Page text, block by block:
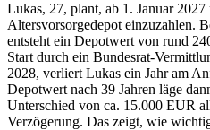
Lukas, 27, plant, ab 1. Januar
Altersvorsorgedepot einzuzahlen.
entsteht ein Depotwert von rund
Start durch ein Bundesrat-
2028, verliert Lukas ein Jahr am
Depotwert nach 39 Jahren läge
Unterschied von ca. 15.000 EUR
Verzögerung. Das zeigt, wie